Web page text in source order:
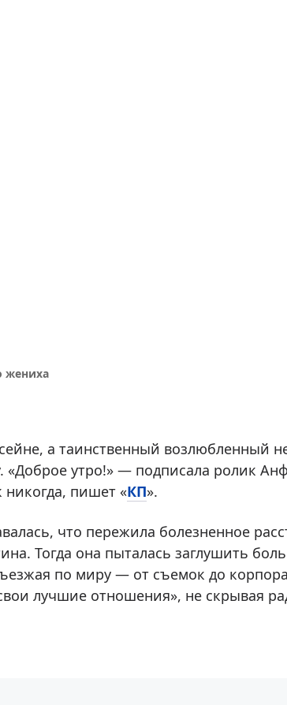
жениха
а таинственный возлюбленный
«Доброе утро!» — подписала ролик
никогда, пишет «КП».
что пережила болезненное
Тогда она пыталась заглушить
по миру — от съемок до
лучшие отношения», не скрывая